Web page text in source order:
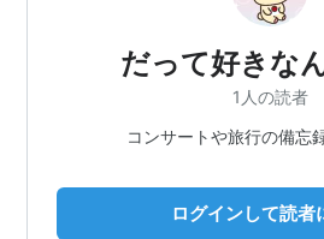
だって好きな
1人の読者
コンサートや旅行の備忘
ログインして読者